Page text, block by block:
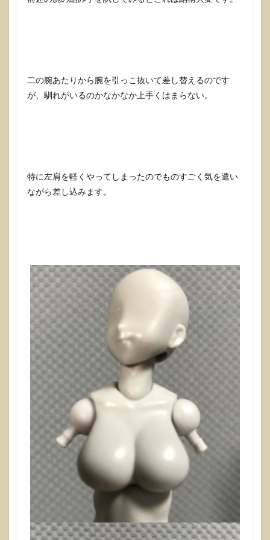
二の腕あたりから腕を引っこ抜いて差し替えるのです
が、馴れがいるのかなかなか上手くはまらない。
特に左肩を軽くやってしまったのでものすごく気を遣い
ながら差し込みます。